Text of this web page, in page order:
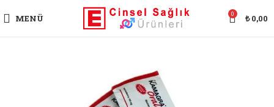
MENÜ 0 ₺0,00